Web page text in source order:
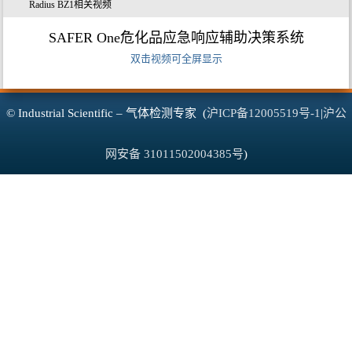
Radius BZ1相关视频
SAFER One危化品应急响应辅助决策系统
双击视频可全屏显示
© Industrial Scientific – 气体检测专家 (沪ICP备12005519号-1 |沪公
网安备 31011502004385号)